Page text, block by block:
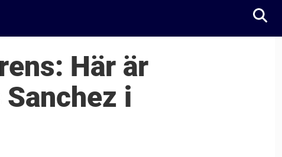
Här är
i